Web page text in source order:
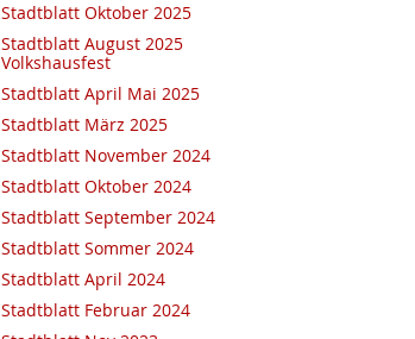
Stadtblatt Oktober 2025
Stadtblatt August 2025
Volkshausfest
Stadtblatt April Mai 2025
Stadtblatt März 2025
Stadtblatt November 2024
Stadtblatt Oktober 2024
Stadtblatt September 2024
Stadtblatt Sommer 2024
Stadtblatt April 2024
Stadtblatt Februar 2024